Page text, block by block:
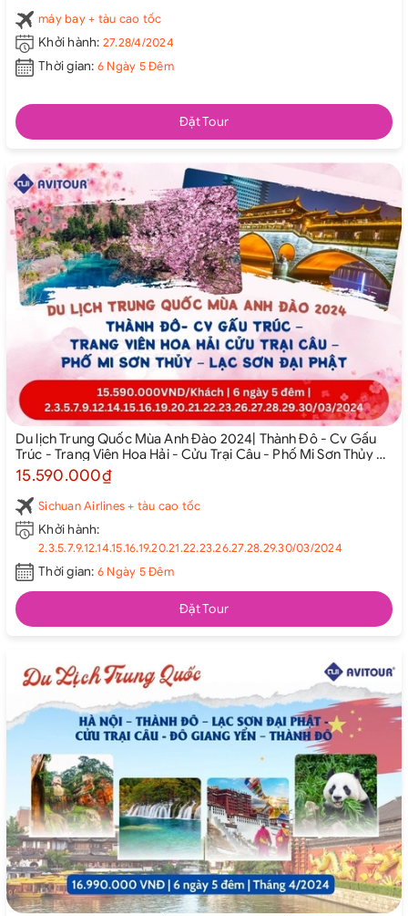
máy bay + tàu cao tốc
Khởi hành: 27.28/4/2024
Thời gian: 6 Ngày 5 Đêm
Đặt Tour
Du lịch Trung Quốc Mùa Anh Đào 2024| Thành Đô - Cv Gấu
Trúc - Trang Viên Hoa Hải - Cửu Trại Câu - Phố Mi Sơn Thủy –
Lạc Sơn Đại Phật
15.590.000₫
Sichuan Airlines + tàu cao tốc
Khởi hành:
2.3.5.7.9.12.14.15.16.19.20.21.22.23.26.27.28.29.30/03/2024
Thời gian: 6 Ngày 5 Đêm
Đặt Tour